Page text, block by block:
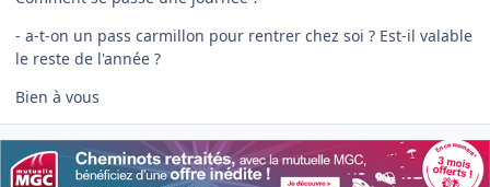
- a-t-on un pass carmillon pour rentrer chez soi ? Est-il valable
le reste de l'année ?
Bien à vous